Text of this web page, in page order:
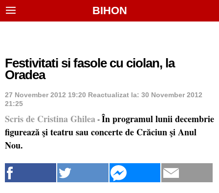
BIHON
Festivitati si fasole cu ciolan, la
Oradea
27 November 2012 19:20 Reactualizat la: 30 November 2012
21:25
Scris de Cristina Ghilea - În programul lunii decembrie
figurează şi teatru sau concerte de Crăciun şi Anul
Nou.